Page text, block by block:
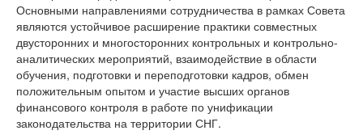
Основными направлениями сотрудничества в рамках Совета
являются устойчивое расширение практики совместных
двусторонних и многосторонних контрольных и контрольно-
аналитических мероприятий, взаимодействие в области
обучения, подготовки и переподготовки кадров, обмен
положительным опытом и участие высших органов
финансового контроля в работе по унификации
законодательства на территории СНГ.